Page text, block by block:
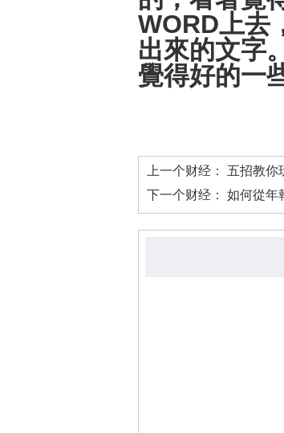
WORD上去
出來的文字
覺得好的一
上一个财经： 五招教你
下一个财经： 如何從年